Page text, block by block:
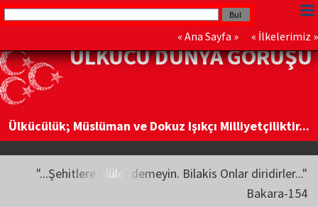
« Ana Sayfa » « İlkelerimiz »
ÜLKÜCÜ DÜNYA GÖRÜŞÜ
Ülkücülük; Müslüman ve Dokuz Işıkçı Milliyetçiliktir...
"...Şehitlere ölüler demeyin. Bilakis Onlar diridirler..."
Bakara-154